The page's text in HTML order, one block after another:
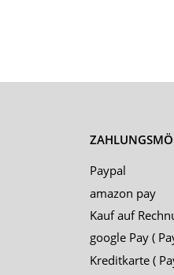
Paypal
amazon pay
Kauf auf
google Pay (
Kreditkarte (